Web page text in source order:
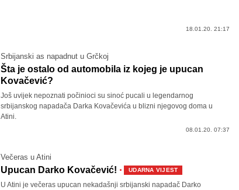
18.01.20. 21:17
Srbijanski as napadnut u Grčkoj
Šta je ostalo od automobila iz kojeg je upucan
Kovačević?
Još uvijek nepoznati počinioci su sinoć pucali u legendarnog
srbijanskog napadača Darka Kovačevića u blizni njegovog doma u
Atini.
08.01.20. 07:37
Večeras u Atini
Upucan Darko Kovačević! · UDARNA VIJEST
U Atini je večeras upucan nekadašnji srbijanski napadač Darko